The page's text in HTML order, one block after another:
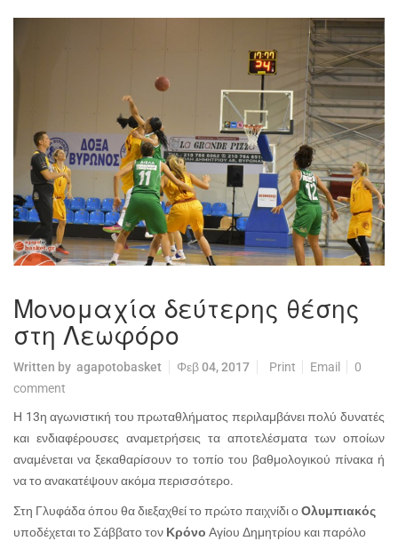
Μονομαχία δεύτερης θέσης
στη Λεωφόρο
Written by agapotobasket Φεβ 04, 2017 Print Email
0
comment
Η 13η αγωνιστική του πρωταθλήματος περιλαμβάνει πολύ δυνατές
και ενδιαφέρουσες αναμετρήσεις τα αποτελέσματα των οποίων
αναμένεται να ξεκαθαρίσουν το τοπίο του βαθμολογικού πίνακα ή
να το ανακατέψουν ακόμα περισσότερο.
Στη Γλυφάδα όπου θα διεξαχθεί το πρώτο παιχνίδι οΟλυμπιακός
υποδέχεται το Σάββατο τον Κρόνο Αγίου Δημητρίου και παρόλο